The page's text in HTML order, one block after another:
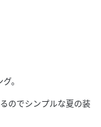
。
のでシンプルな夏の装